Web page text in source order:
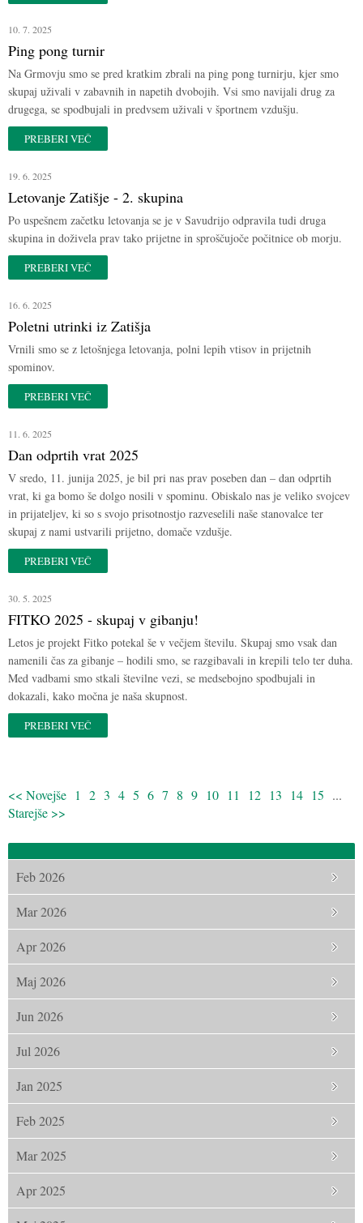
10. 7. 2025
Ping pong turnir
Na Grmovju smo se pred kratkim zbrali na ping pong turnirju, kjer smo
skupaj uživali v zabavnih in napetih dvobojih. Vsi smo navijali drug za
drugega, se spodbujali in predvsem uživali v športnem vzdušju.
PREBERI VEČ
19. 6. 2025
Letovanje Zatišje - 2. skupina
Po uspešnem začetku letovanja se je v Savudrijo odpravila tudi druga
skupina in doživela prav tako prijetne in sproščujoče počitnice ob morju.
PREBERI VEČ
16. 6. 2025
Poletni utrinki iz Zatišja
Vrnili smo se z letošnjega letovanja, polni lepih vtisov in prijetnih
spominov.
PREBERI VEČ
11. 6. 2025
Dan odprtih vrat 2025
V sredo, 11. junija 2025, je bil pri nas prav poseben dan – dan odprtih
vrat, ki ga bomo še dolgo nosili v spominu. Obiskalo nas je veliko svojcev
in prijateljev, ki so s svojo prisotnostjo razveselili naše stanovalce ter
skupaj z nami ustvarili prijetno, domače vzdušje.
PREBERI VEČ
30. 5. 2025
FITKO 2025 - skupaj v gibanju!
Letos je projekt Fitko potekal še v večjem številu. Skupaj smo vsak dan
namenili čas za gibanje – hodili smo, se razgibavali in krepili telo ter duha.
Med vadbami smo stkali številne vezi, se medsebojno spodbujali in
dokazali, kako močna je naša skupnost.
PREBERI VEČ
<< Novejše 1 2 3 4 5 6 7 8 9 10 11 12 13 14 15 ...
Starejše >>
Feb 2026
Mar 2026
Apr 2026
Maj 2026
Jun 2026
Jul 2026
Jan 2025
Feb 2025
Mar 2025
Apr 2025